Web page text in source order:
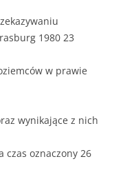
1980 23
w prawie
wynikające z nich
czas oznaczony 26